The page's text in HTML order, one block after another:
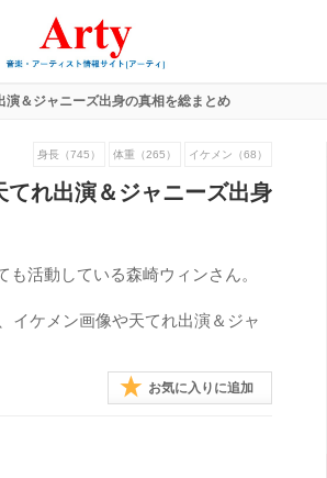
＆ジャニーズ出身の真相を総まとめ
身長（745） 体重（265） イケメン（68）
れ出演＆ジャニーズ出身
活動している森崎ウィンさん。
イケメン画像や天てれ出演＆ジャ
お気に入りに追加